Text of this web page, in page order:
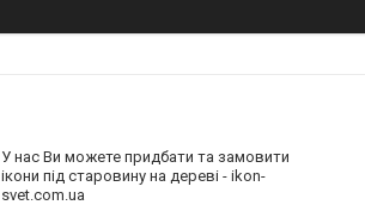
У нас Ви можете придбати та замовити
ікони під старовину на дереві - ikon-
svet.com.ua